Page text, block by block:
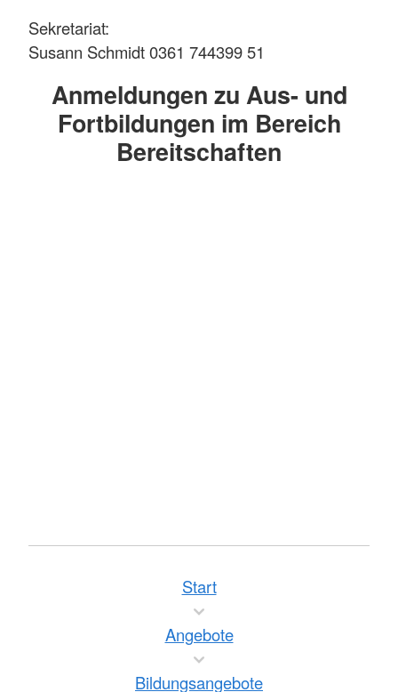
Sekretariat:
Susann Schmidt 0361 744399 51
Anmeldungen zu Aus- und
Fortbildungen im Bereich
Bereitschaften
Start
Angebote
Bildungsangebote